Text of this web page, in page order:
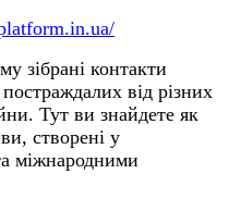
зібрані контакти
від різних
Тут ви знайдете як
створені у
міжнародними